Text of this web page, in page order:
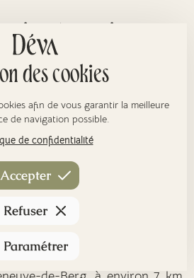
crématoriums
Villeneuve-de-Berg
trois établissements sont
distances raisonnables. Les
funèbres Villeneuve-de-Berg
et la logistique vers le
la famille.
Lavilledieu - le plus
Lavilledieu
des cookies
afin de vous garantir la meilleure
de navigation possible.
de confidentialité
Accepter
Refuser
Paramétrer